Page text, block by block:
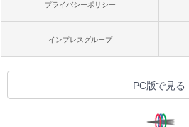
プライバシーポリシー
インプレスグループ
PC版で見る